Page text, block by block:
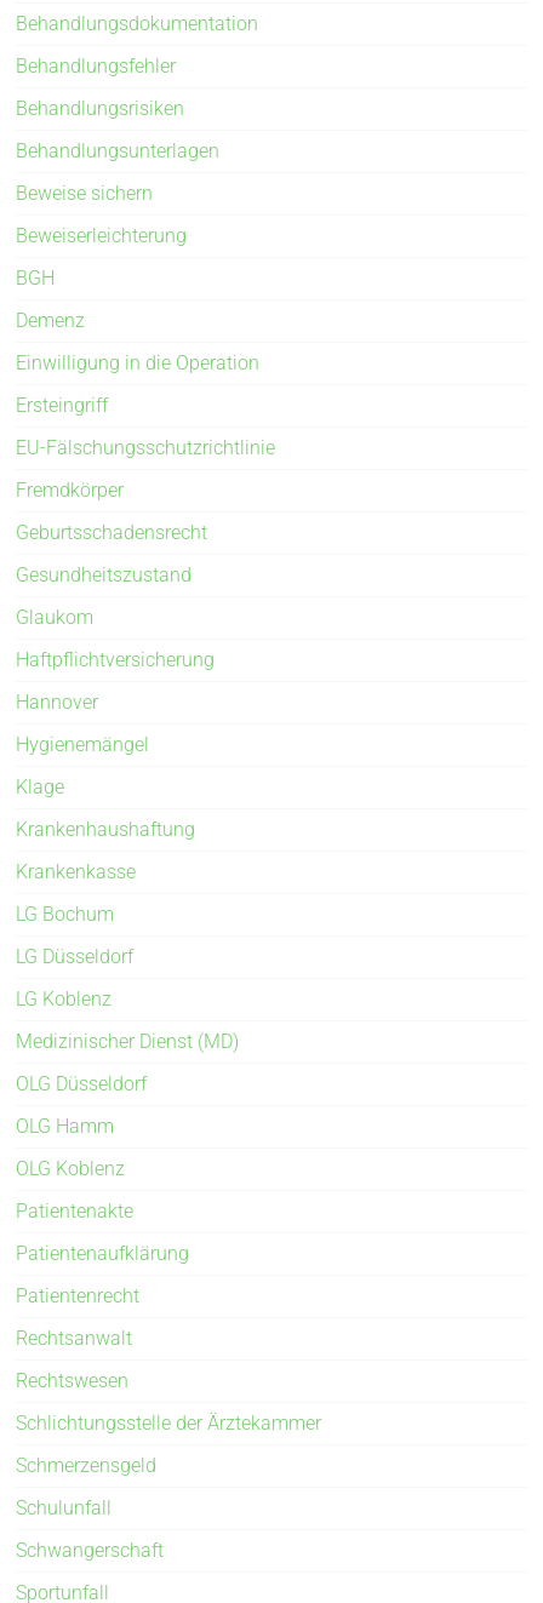
Behandlungsdokumentation
Behandlungsfehler
Behandlungsrisiken
Behandlungsunterlagen
Beweise sichern
Beweiserleichterung
BGH
Demenz
Einwilligung in die Operation
Ersteingriff
EU-Fälschungsschutzrichtlinie
Fremdkörper
Geburtsschadensrecht
Gesundheitszustand
Glaukom
Haftpflichtversicherung
Hannover
Hygienemängel
Klage
Krankenhaushaftung
Krankenkasse
LG Bochum
LG Düsseldorf
LG Koblenz
Medizinischer Dienst (MD)
OLG Düsseldorf
OLG Hamm
OLG Koblenz
Patientenakte
Patientenaufklärung
Patientenrecht
Rechtsanwalt
Rechtswesen
Schlichtungsstelle der Ärztekammer
Schmerzensgeld
Schulunfall
Schwangerschaft
Sportunfall